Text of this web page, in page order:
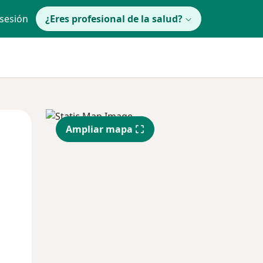
¿Eres profesional de la salud?
Mar
11 Ago
Mié
12 Ago
Ampliar mapa